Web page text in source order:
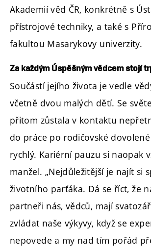
Akademií věd ČR, konkrétně s
přístrojové techniky, a také s
fakultou Masarykovy univerzity.
Za každým Úspěšným vědcem stojí
Součástí jejího života je vedle
včetně dvou malých dětí. Se
přitom zůstala v kontaktu
do práce po rodičovské
rychlý. Kariérní pauzu si naopak
manžel. „Nejdůležitější je najít si
životního parťáka. Dá se říct, že
partneři nás, vědců, mají
zvládat naše výkyvy, když se
nepovede a my nad tím pořád